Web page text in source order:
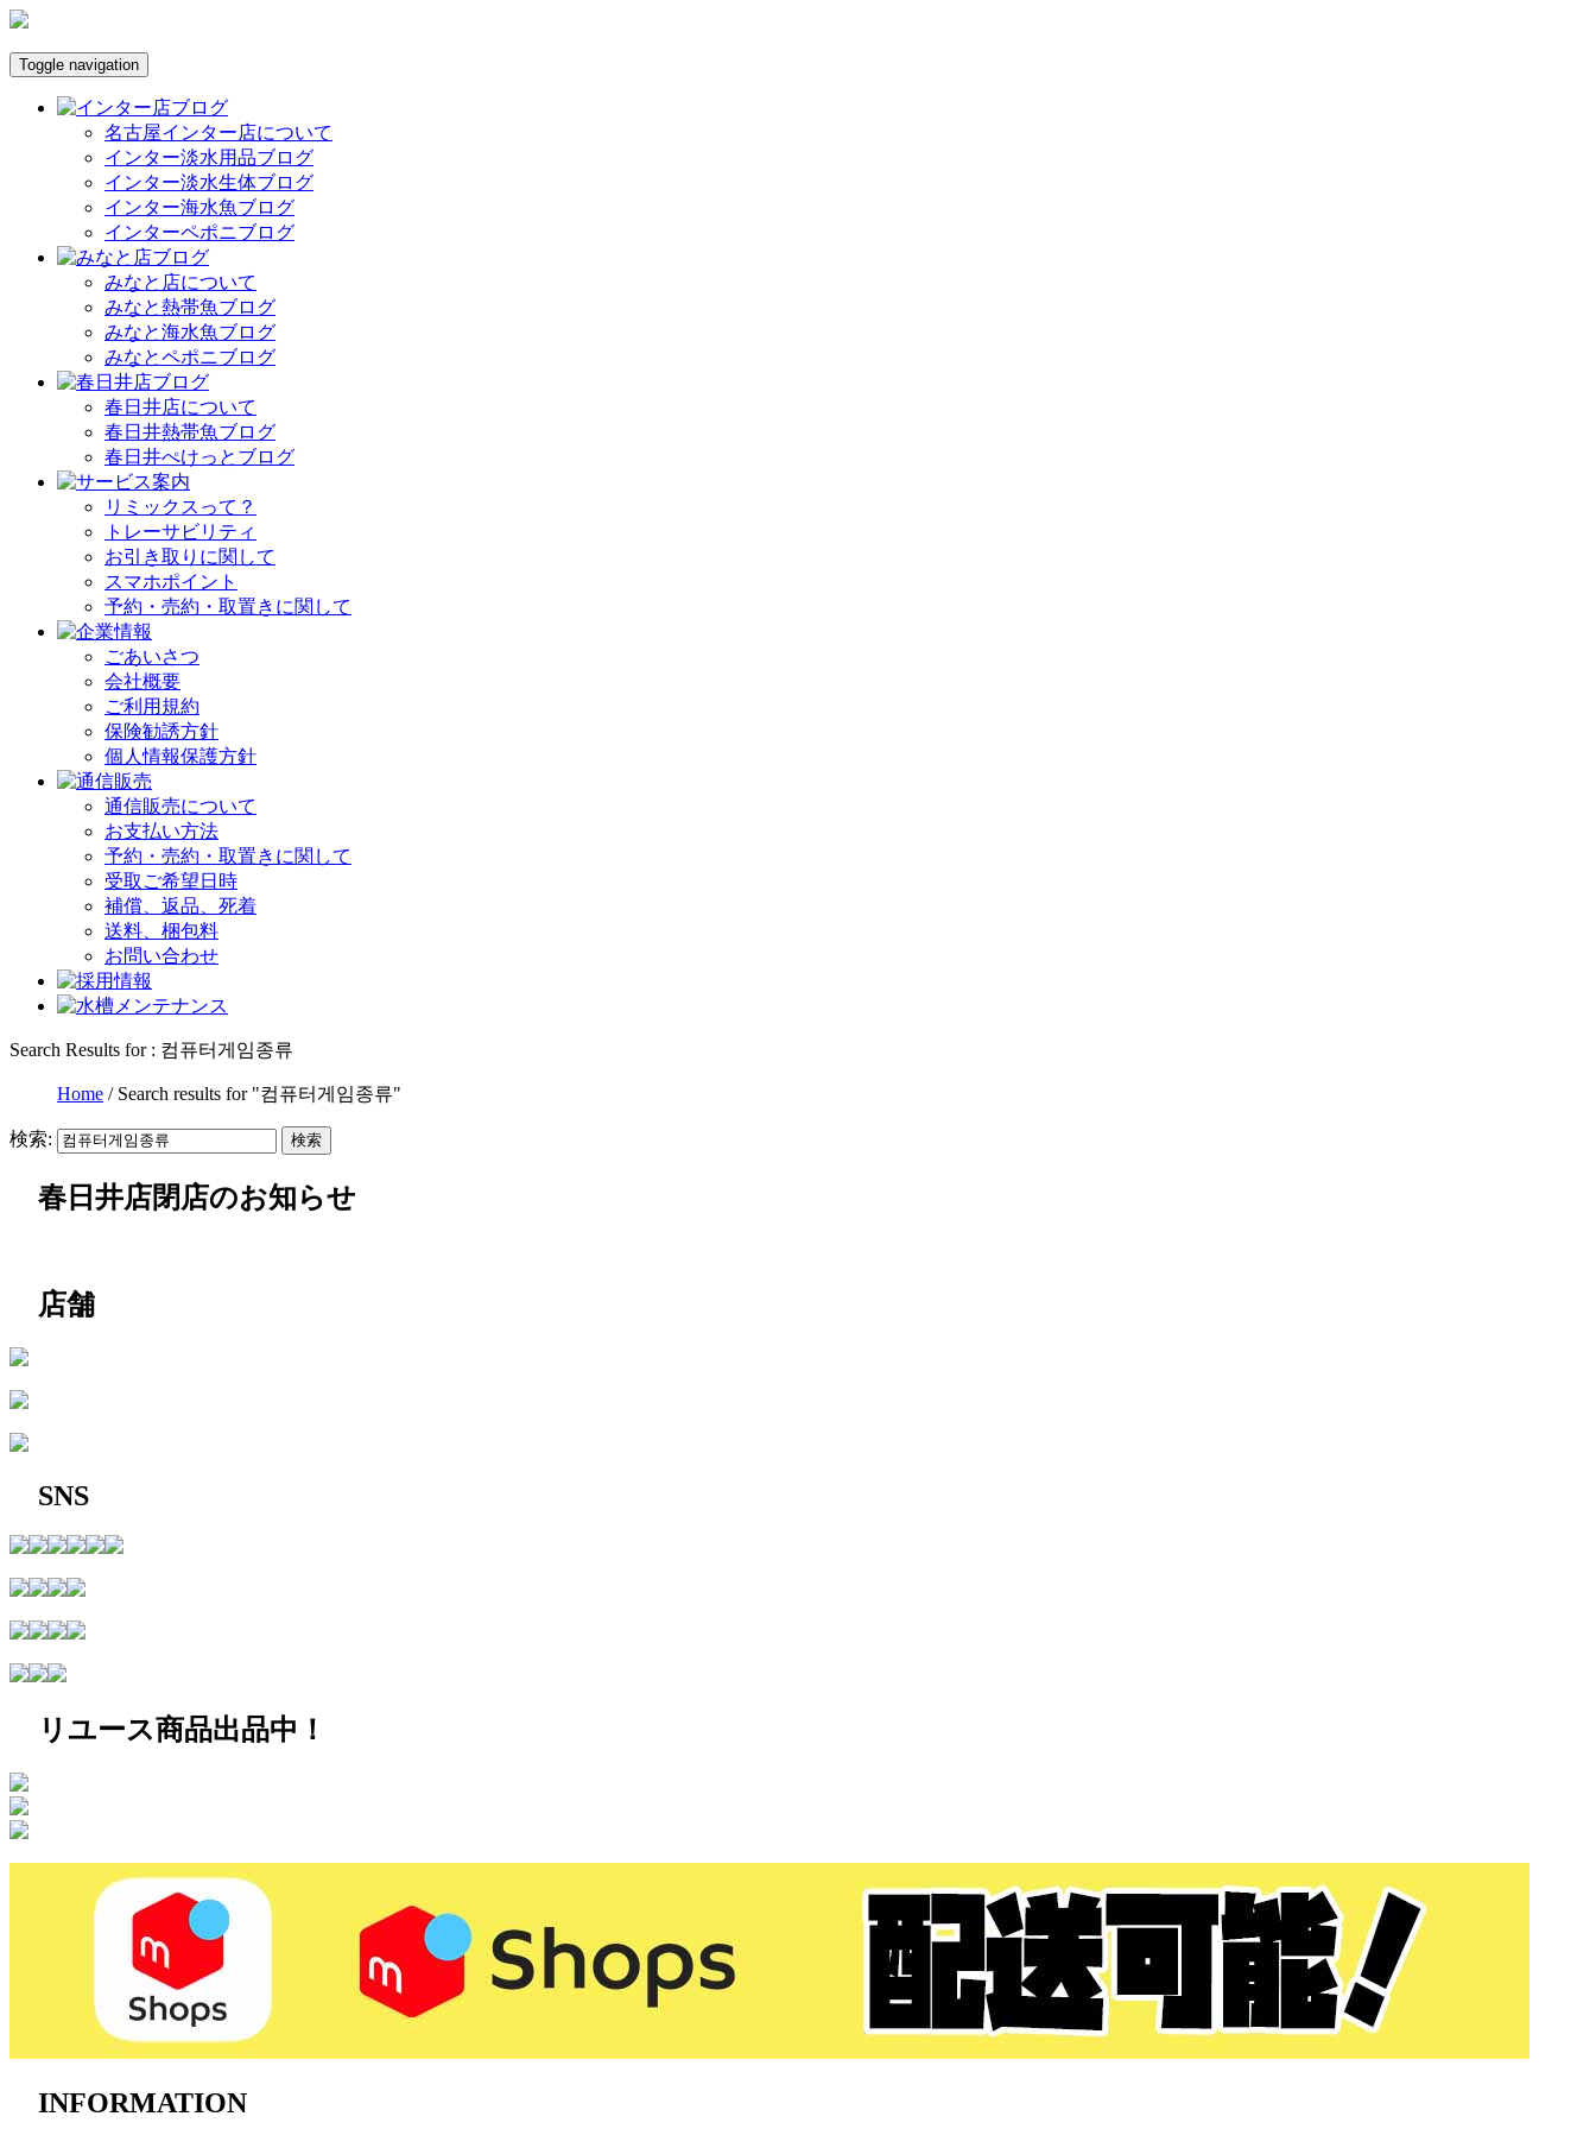
Toggle navigation
名古屋インター店について
インター淡水用品ブログ
インター淡水生体ブログ
インター海水魚ブログ
インターペポニブログ
みなと店について
みなと熱帯魚ブログ
みなと海水魚ブログ
みなとペポニブログ
春日井店について
春日井熱帯魚ブログ
春日井ぺけっとブログ
リミックスって？
トレーサビリティ
お引き取りに関して
スマホポイント
予約・売約・取置きに関して
ごあいさつ
会社概要
ご利用規約
保険勧誘方針
個人情報保護方針
通信販売について
お支払い方法
予約・売約・取置きに関して
受取ご希望日時
補償、返品、死着
送料、梱包料
お問い合わせ
Search Results for : 컴퓨터게임종류
Home / Search results for "컴퓨터게임종류"
検索:
春日井店閉店のお知らせ
店舗
SNS
リユース商品出品中！
INFORMATION